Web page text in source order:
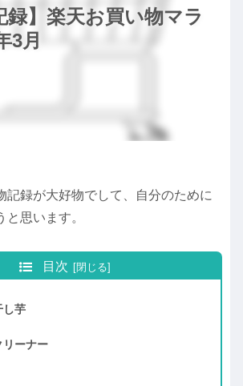
録】楽天お買い物マラ
3月
記録が大好物でして、自分のために
と思います。
目次
し芋
リーナー